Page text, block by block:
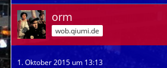
orm
wob.qiumi.de
1. Oktober 2015 um 13:13